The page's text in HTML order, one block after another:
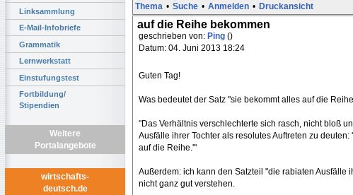
Linksammlung
E-Mail-Infobriefe
Grammatik
Lernwerkstatt
Einstufungstest
Fortbildung/
Stipendien
Weitere
Portalangebote
wirtschafts-
deutsch.de
Thema • Suche • Anmelden • Druckansicht
auf die Reihe bekommen
geschrieben von: Ping ()
Datum: 04. Juni 2013 18:24
Guten Tag!
Was bedeutet der Satz "sie bekommt alles auf die
"Das Verhältnis verschlechterte sich rasch, nicht bloß
Ausfälle ihrer Tochter als resolutes Auftreten zu
auf die Reihe.'"
Außerdem: ich kann den Satzteil "die rabiaten Ausfälle
nicht ganz gut verstehen.